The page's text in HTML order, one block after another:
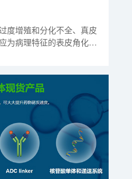
度增殖和分化不全、真皮
为病理特征的表皮角化性